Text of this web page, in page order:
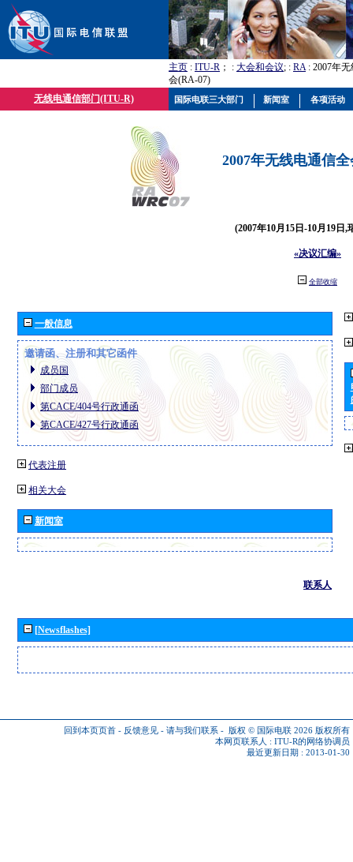
主页 : ITU-R ； : 大会和会议; : RA: 2007年
会(RA-07)
无线电通信部门(ITU-R)
2007年无线电通信
(2007年10月15日-10月19日,
«决议汇编»
全部收缩
一般信息
邀请函、注册和其它函件
成员国
部门成员
第CACE/404号行政通函
第CACE/427号行政通函
代表注册
相关大会
新闻室
联系人
[Newsflashes]
回到本页页首 - 反馈意见 - 请与我们联系 - 版权 © 国际电联 2026 版权所有
本网页联系人 : ITU-R的网络协调员
最近更新日期 : 2013-01-30
国际电联三大部门 新闻室 各项活动